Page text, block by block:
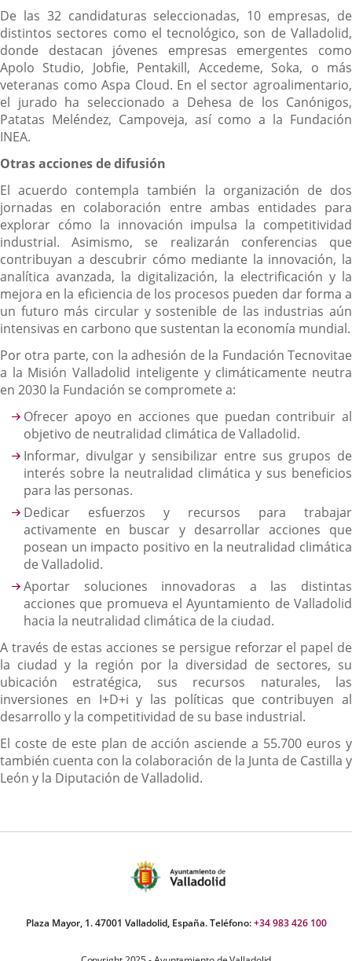
De las 32 candidaturas seleccionadas, 10 empresas, de
distintos sectores como el tecnológico, son de Valladolid,
donde destacan jóvenes empresas emergentes como
Apolo Studio, Jobfie, Pentakill, Accedeme, Soka, o más
veteranas como Aspa Cloud. En el sector agroalimentario,
el jurado ha seleccionado a Dehesa de los Canónigos,
Patatas Meléndez, Campoveja, así como a la Fundación
INEA.
Otras acciones de difusión
El acuerdo contempla también la organización de dos
jornadas en colaboración entre ambas entidades para
explorar cómo la innovación impulsa la competitividad
industrial. Asimismo, se realizarán conferencias que
contribuyan a descubrir cómo mediante la innovación, la
analítica avanzada, la digitalización, la electrificación y la
mejora en la eficiencia de los procesos pueden dar forma a
un futuro más circular y sostenible de las industrias aún
intensivas en carbono que sustentan la economía mundial.
Por otra parte, con la adhesión de la Fundación Tecnovitae
a la Misión Valladolid inteligente y climáticamente neutra
en 2030 la Fundación se compromete a:
Ofrecer apoyo en acciones que puedan contribuir al
objetivo de neutralidad climática de Valladolid.
Informar, divulgar y sensibilizar entre sus grupos de
interés sobre la neutralidad climática y sus beneficios
para las personas.
Dedicar esfuerzos y recursos para trabajar
activamente en buscar y desarrollar acciones que
posean un impacto positivo en la neutralidad climática
de Valladolid.
Aportar soluciones innovadoras a las distintas
acciones que promueva el Ayuntamiento de Valladolid
hacia la neutralidad climática de la ciudad.
A través de estas acciones se persigue reforzar el papel de
la ciudad y la región por la diversidad de sectores, su
ubicación estratégica, sus recursos naturales, las
inversiones en I+D+i y las políticas que contribuyen al
desarrollo y la competitividad de su base industrial.
El coste de este plan de acción asciende a 55.700 euros y
también cuenta con la colaboración de la Junta de Castilla y
León y la Diputación de Valladolid.
Plaza Mayor, 1. 47001 Valladolid, España. Teléfono:+34 983 426 100